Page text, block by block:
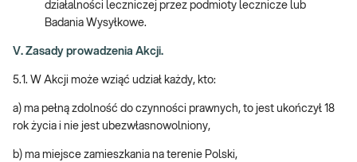
działalności leczniczej przez podmioty lecznicze lub
Badania Wysyłkowe.
V. Zasady prowadzenia Akcji.
5.1. W Akcji może wziąć udział każdy, kto:
a) ma pełną zdolność do czynności prawnych, to jest ukończył 18
rok życia i nie jest ubezwłasnowolniony,
b) ma miejsce zamieszkania na terenie Polski,